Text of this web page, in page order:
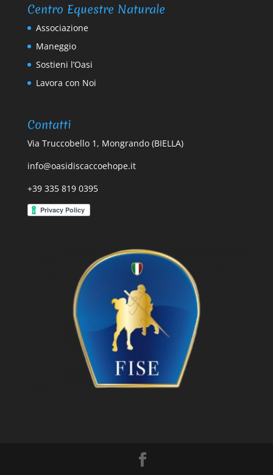
Centro Equestre Naturale
Associazione
Maneggio
Sostieni l’Oasi
Lavora con Noi
Contatti
Via Truccobello 1, Mongrando (BIELLA)
info@oasidiscaccoehope.it
+39 335 819 0395